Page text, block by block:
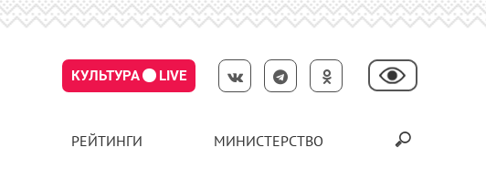
КУЛЬТУРА LIVE
РЕЙТИНГИ МИНИСТЕРСТВО